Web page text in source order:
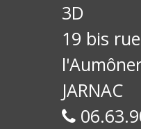
3D
19 bis
JARNAC